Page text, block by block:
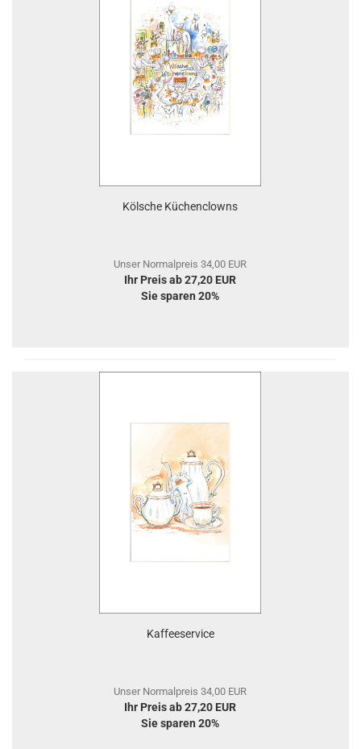
Kölsche Küchenclowns
Unser Normalpreis 34,00 EUR
Ihr Preis ab 27,20 EUR
Sie sparen 20%
Kaffeeservice
Unser Normalpreis 34,00 EUR
Ihr Preis ab 27,20 EUR
Sie sparen 20%